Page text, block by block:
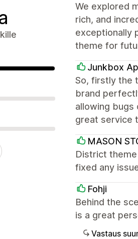
We explored
rich, and
exceptionally
theme for
Junkbox
So, firstly the
brand
allowing bugs
great service
MASON
District
fixed any
Fohji
Behind the
is a great
Vastaus